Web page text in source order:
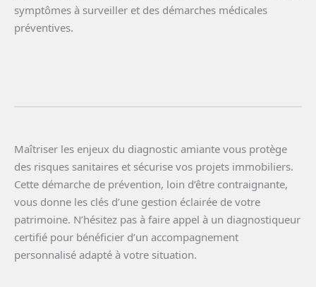
symptômes à surveiller et des démarches médicales
préventives.
Maîtriser les enjeux du diagnostic amiante vous protège
des risques sanitaires et sécurise vos projets immobiliers.
Cette démarche de prévention, loin d’être contraignante,
vous donne les clés d’une gestion éclairée de votre
patrimoine. N’hésitez pas à faire appel à un diagnostiqueur
certifié pour bénéficier d’un accompagnement
personnalisé adapté à votre situation.